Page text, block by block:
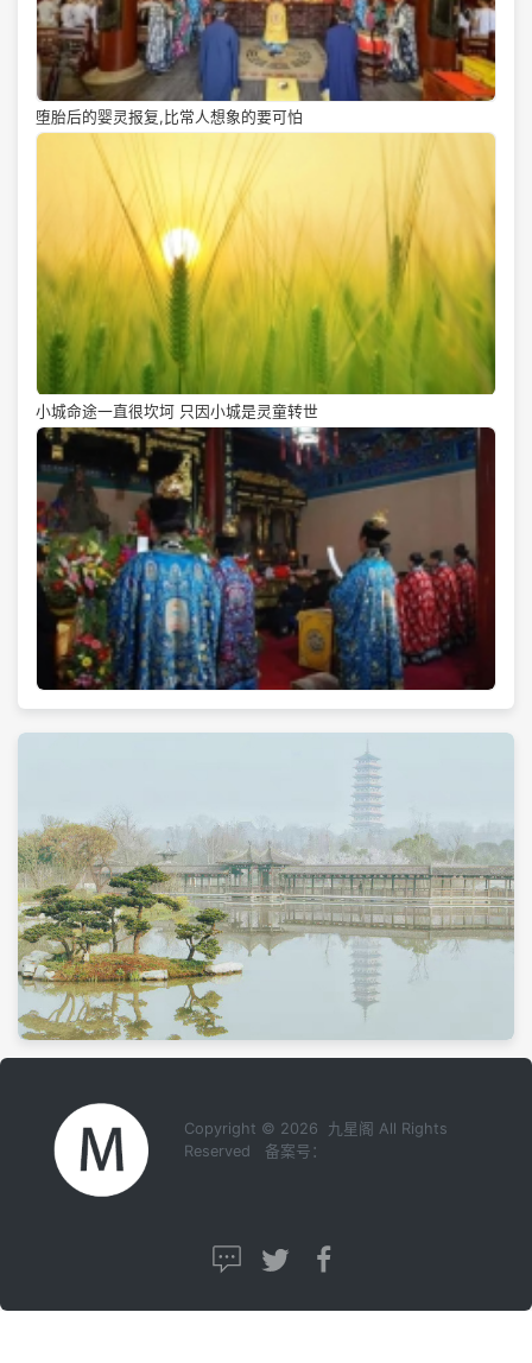
堕胎后的婴灵报复,比常人想象的要可怕
小城命途一直很坎坷 只因小城是灵童转世
Copyright © 2026 九星阁 All Rights
Reserved 备案号：